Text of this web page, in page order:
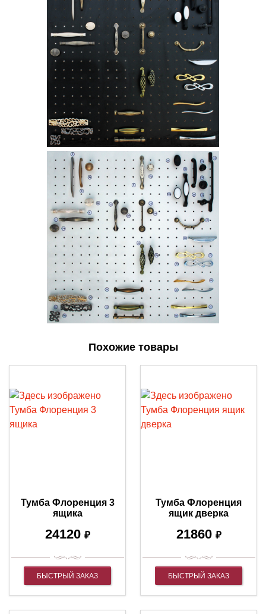
Похожие товары
Тумба Флоренция 3
ящика
24120 ₽
БЫСТРЫЙ ЗАКАЗ
Тумба Флоренция
ящик дверка
21860 ₽
БЫСТРЫЙ ЗАКАЗ